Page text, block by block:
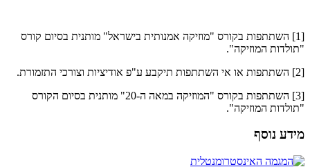
[1] השתתפות בקורס "מוזיקה אמנותית בישראל" מותנית בסיום קורס
"תולדות המוזיקה".
[2] השתתפות או אי השתתפות תיקבע ע"פ אודיציות וצורכי התזמורת.
[3] השתתפות בקורס "המוזיקה במאה ה-20" מותנית בסיום הקורס
"תולדות המוזיקה".
מידע נוסף